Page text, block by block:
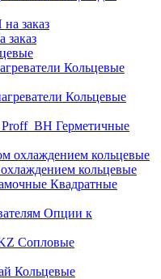
заказ
Кольцевые
Кольцевые
Герметичные
кольцевые
Квадратные
Опции к
Cопловые
Кольцевые